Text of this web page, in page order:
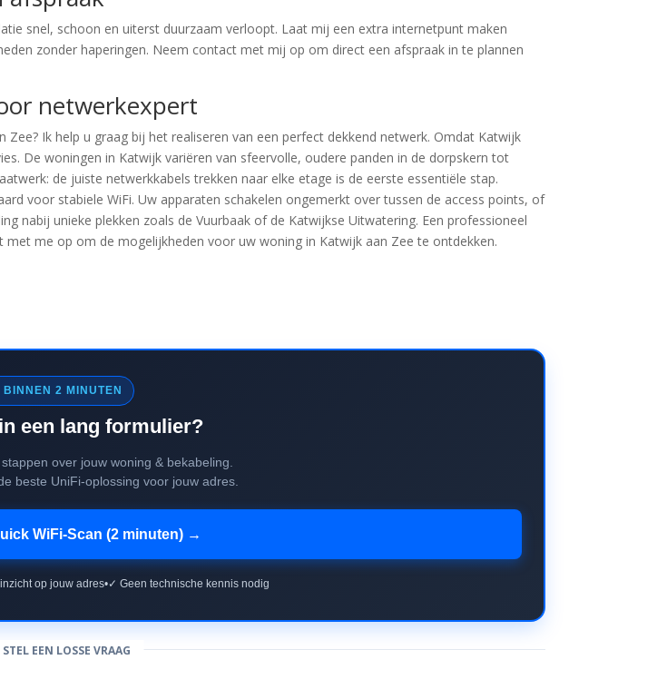
snel, schoon en uiterst duurzaam verloopt. Laat mij een extra internetpunt maken
zonder haperingen. Neem contact met mij op om direct een afspraak in te plannen
netwerkexpert
Ik help u graag bij het realiseren van een perfect dekkend netwerk. Omdat Katwijk
De woningen in Katwijk variëren van sfeervolle, oudere panden in de dorpskern tot
de juiste netwerkkabels trekken naar elke etage is de eerste essentiële stap.
voor stabiele WiFi. Uw apparaten schakelen ongemerkt over tussen de access points, of
nabij unieke plekken zoals de Vuurbaak of de Katwijkse Uitwatering. Een professioneel
me op om de mogelijkheden voor uw woning in Katwijk aan Zee te ontdekken.
BINNEN 2 MINUTEN
een lang formulier?
over jouw woning & bekabeling.
beste UniFi-oplossing voor jouw adres.
WiFi-Scan (2 minuten) →
op jouw adres•✓ Geen technische kennis nodig
STEL EEN LOSSE VRAAG